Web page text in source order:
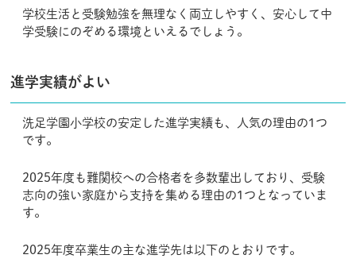
学校生活と受験勉強を無理なく両立しやすく、安心して中
学受験にのぞめる環境といえるでしょう。
進学実績がよい
洗足学園小学校の安定した進学実績も、人気の理由の1つ
です。
2025年度も難関校への合格者を多数輩出しており、受験
志向の強い家庭から支持を集める理由の1つとなっていま
す。
2025年度卒業生の主な進学先は以下のとおりです。